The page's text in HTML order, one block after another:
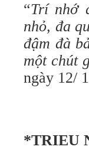
“Trí nhớ
nhỏ, đa
đậm đà
một chút
ngày 12/
*TRIEU